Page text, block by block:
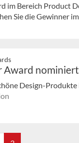
im Bereich Product
Sie die Gewinner
Award nominiert
Design-